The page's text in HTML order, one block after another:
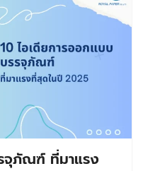
จุภัณฑ์ ที่มาแรง